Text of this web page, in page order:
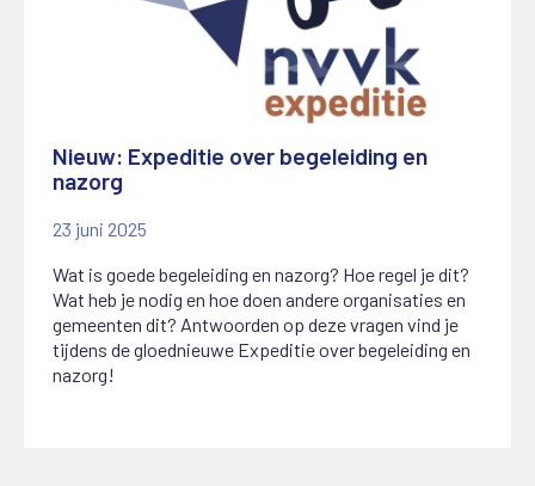
Nieuw: Expeditie over begeleiding en
nazorg
23 juni 2025
Wat is goede begeleiding en nazorg? Hoe regel je dit?
Wat heb je nodig en hoe doen andere organisaties en
gemeenten dit? Antwoorden op deze vragen vind je
tijdens de gloednieuwe Expeditie over begeleiding en
nazorg!